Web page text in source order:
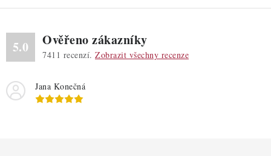
u
5.0 Ověřeno zákazníky
7411 recenzí. Zobrazit všechny recenze
Jana Konečná